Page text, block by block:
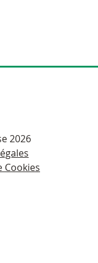
2026
Cookies